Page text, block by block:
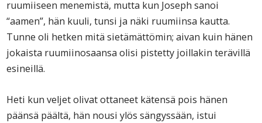
ruumiiseen menemistä, mutta kun Joseph sanoi
“aamen”, hän kuuli, tunsi ja näki ruumiinsa kautta.
Tunne oli hetken mitä sietämättömin; aivan kuin hänen
jokaista ruumiinosaansa olisi pistetty joillakin terävillä
esineillä.
Heti kun veljet olivat ottaneet kätensä pois hänen
päänsä päältä, hän nousi ylös sängyssään, istui